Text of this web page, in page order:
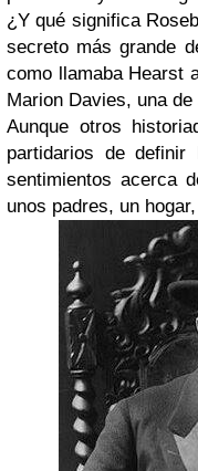
¿Y qué significa
secreto más grande
como llamaba Hearst
Marion Davies, una
Aunque otros
partidarios de
sentimientos acerca
unos padres, un